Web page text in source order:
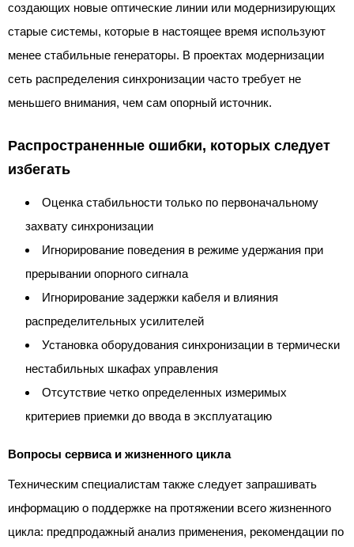
создающих новые оптические линии или модернизирующих
старые системы, которые в настоящее время используют
менее стабильные генераторы. В проектах модернизации
сеть распределения синхронизации часто требует не
меньшего внимания, чем сам опорный источник.
Распространенные ошибки, которых следует
избегать
Оценка стабильности только по первоначальному
захвату синхронизации
Игнорирование поведения в режиме удержания при
прерывании опорного сигнала
Игнорирование задержки кабеля и влияния
распределительных усилителей
Установка оборудования синхронизации в термически
нестабильных шкафах управления
Отсутствие четко определенных измеримых
критериев приемки до ввода в эксплуатацию
Вопросы сервиса и жизненного цикла
Техническим специалистам также следует запрашивать
информацию о поддержке на протяжении всего жизненного
цикла: предпродажный анализ применения, рекомендации по